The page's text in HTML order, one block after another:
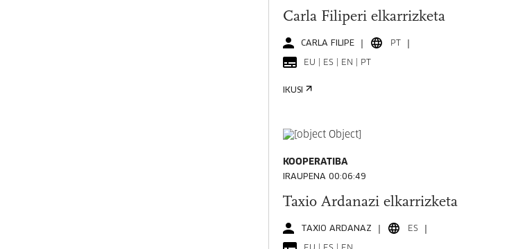
Carla Filiperi elkarrizketa
CARLA FILIPE PT
EU | ES | EN | PT
IKUSI
KOOPERATIBA
IRAUPENA 00:06:49
Taxio Ardanazi elkarrizketa
TAXIO ARDANAZ ES